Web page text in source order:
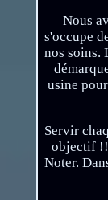
Nous
s'occupe
nos soins.
usine
Servir
objectif
Noter.